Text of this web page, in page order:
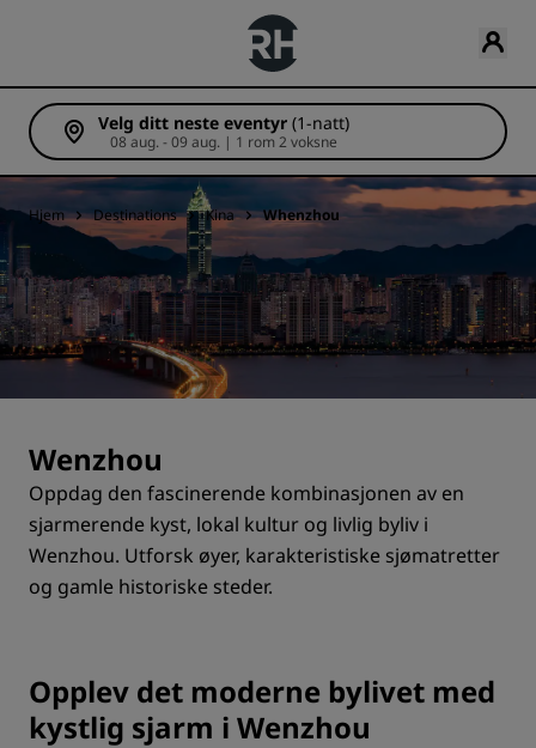
Velg ditt neste eventyr (1-natt)
08 aug. - 09 aug. | 1 rom 2 voksne
Hjem Destinations Kina Whenzhou
Wenzhou
Oppdag den fascinerende kombinasjonen av en
sjarmerende kyst, lokal kultur og livlig byliv i
Wenzhou. Utforsk øyer, karakteristiske sjømatretter
og gamle historiske steder.
Opplev det moderne bylivet med
kystlig sjarm i Wenzhou